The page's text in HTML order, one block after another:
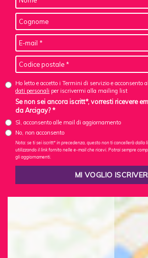
Ho letto e accetto i Termini di servizio e acconsento al
dati personali per iscrivermi alla mailing list
Se non sei ancora iscritt*, vorresti ricevere
da Arcigay? *
Sì, acconsento alle mail di aggiornamento
No, non acconsento
Nota: se ti sei iscritt* in precedenza, questo non ti cancellerà dalla
utilizzando il link fornito nelle e-mail che ricevi. Potrai sempre
gli aggiornamenti.